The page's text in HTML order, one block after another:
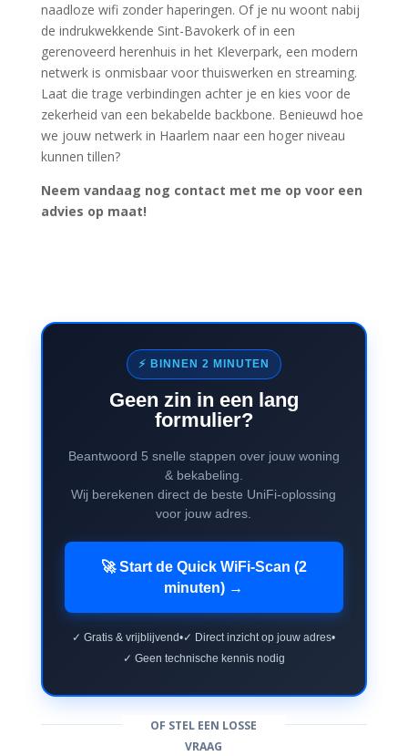
naadloze wifi zonder haperingen. Of je nu woont nabij
de indrukwekkende Sint-Bavokerk of in een
gerenoveerd herenhuis in het Kleverpark, een modern
netwerk is onmisbaar voor thuiswerken en streaming.
Laat die trage verbindingen achter je en kies voor de
zekerheid van een bekabelde backbone. Benieuwd hoe
we jouw netwerk in Haarlem naar een hoger niveau
kunnen tillen?
Neem vandaag nog contact met me op voor een
advies op maat!
⚡ BINNEN 2 MINUTEN
Geen zin in een lang
formulier?
Beantwoord 5 snelle stappen over jouw woning
& bekabeling.
Wij berekenen direct de beste UniFi-oplossing
voor jouw adres.
🚀 Start de Quick WiFi-Scan (2
minuten) →
✓ Gratis & vrijblijvend•✓ Direct inzicht op jouw adres•
✓ Geen technische kennis nodig
OF STEL EEN LOSSE
VRAAG